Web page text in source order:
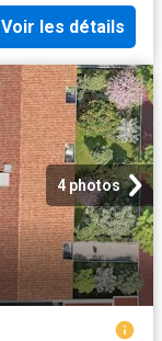
Voir les détails
4 photos